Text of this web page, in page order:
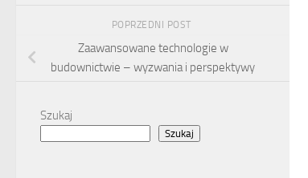
POPRZEDNI POST
Zaawansowane technologie w
budownictwie – wyzwania i perspektywy
Szukaj
Szukaj